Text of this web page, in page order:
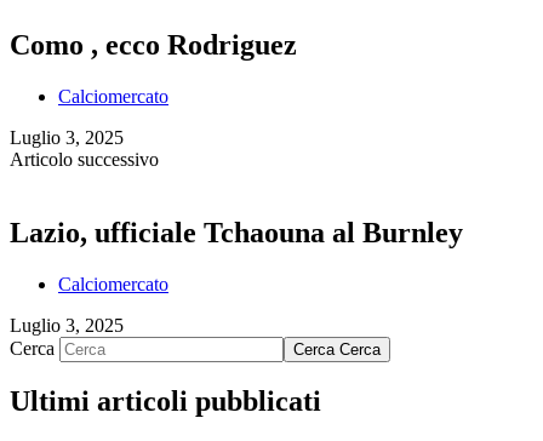
Como , ecco Rodriguez
Calciomercato
Luglio 3, 2025
Articolo successivo
Lazio, ufficiale Tchaouna al Burnley
Calciomercato
Luglio 3, 2025
Cerca
Cerca Cerca
Ultimi articoli pubblicati